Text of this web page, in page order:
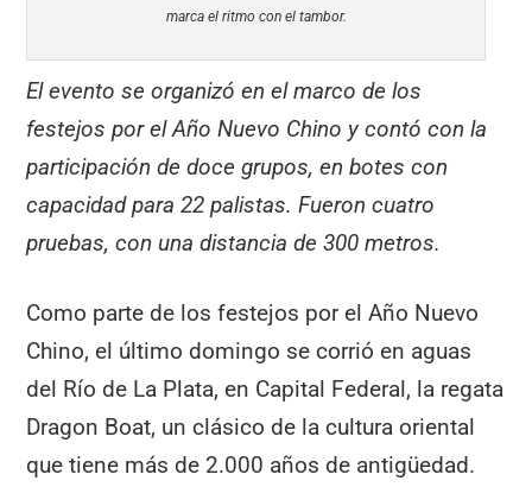
marca el ritmo con el tambor.
El evento se organizó en el marco de los
festejos por el Año Nuevo Chino y contó con la
participación de doce grupos, en botes con
capacidad para 22 palistas. Fueron cuatro
pruebas, con una distancia de 300 metros.
Como parte de los festejos por el Año Nuevo
Chino, el último domingo se corrió en aguas
del Río de La Plata, en Capital Federal, la regata
Dragon Boat, un clásico de la cultura oriental
que tiene más de 2.000 años de antigüedad.